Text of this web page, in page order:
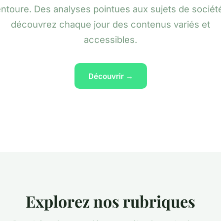
Des analyses pointues aux sujets de
découvrez chaque jour des contenus variés et
accessibles.
Découvrir →
Explorez nos rubriques